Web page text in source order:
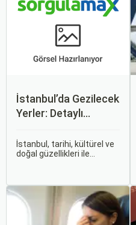
İstanbul’da Gezilecek
Yerler: Detaylı
İstanbul, tarihi, kültürel ve
doğal güzellikleri ile
binlerce yıllık tarihine
rağmen modern dünyanın
dinamikleriyle uyum içinde